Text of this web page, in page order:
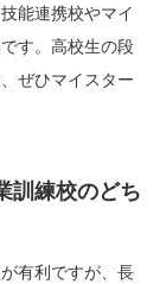
能連携校やマイ
す。高校生の段
ぜひマイスター
訓練校のどち
有利ですが、長